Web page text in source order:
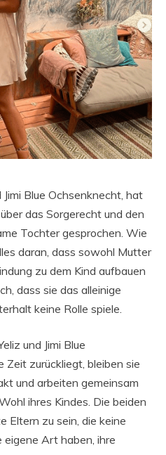
Blue Ochsenknecht, hat
das Sorgerecht und den
Tochter gesprochen. Wie
daran, dass sowohl Mutter
zu dem Kind aufbauen
dass sie das alleinige
keine Rolle spiele.
und Jimi Blue
Zeit zurückliegt, bleiben sie
und arbeiten gemeinsam
ihres Kindes. Die beiden
Eltern zu sein, die keine
eigene Art haben, ihre